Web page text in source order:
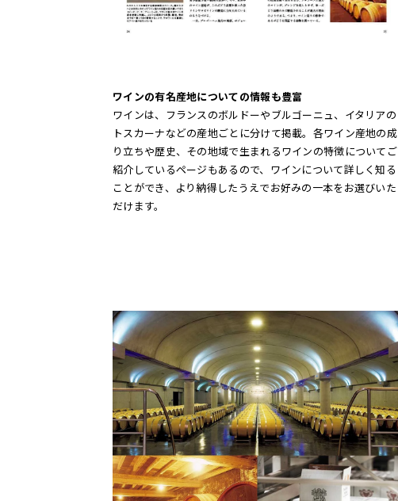
ワインの有名産地についての情報も豊富
ワインは、フランスのボルドーやブルゴーニュ、イタリアの
トスカーナなどの産地ごとに分けて掲載。各ワイン産地の成
り立ちや歴史、その地域で生まれるワインの特徴についてご
紹介しているページもあるので、ワインについて詳しく知る
ことができ、より納得したうえでお好みの一本をお選びいた
だけます。